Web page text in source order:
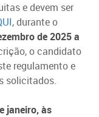
e devem ser
, durante o
de 2025 a
o candidato
regulamento e
solicitados.
janeiro, às